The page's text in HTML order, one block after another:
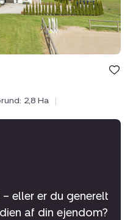
2,8 Ha
|
eller er du generelt
af din ejendom?